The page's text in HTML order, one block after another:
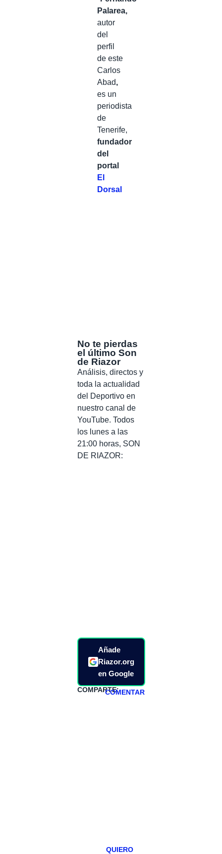
Palarea,
autor
del
perfil
de este
Carlos
Abad,
es un
periodista
de
Tenerife,
fundador
del
portal
El
Dorsal
No te pierdas
el último Son
de Riazor
Análisis, directos y
toda la actualidad
del Deportivo en
nuestro canal de
YouTube. Todos
los lunes a las
21:00 horas, SON
DE RIAZOR:
Añade
Riazor.org
en Google
COMPARTE:COMENTAR
QUIERO